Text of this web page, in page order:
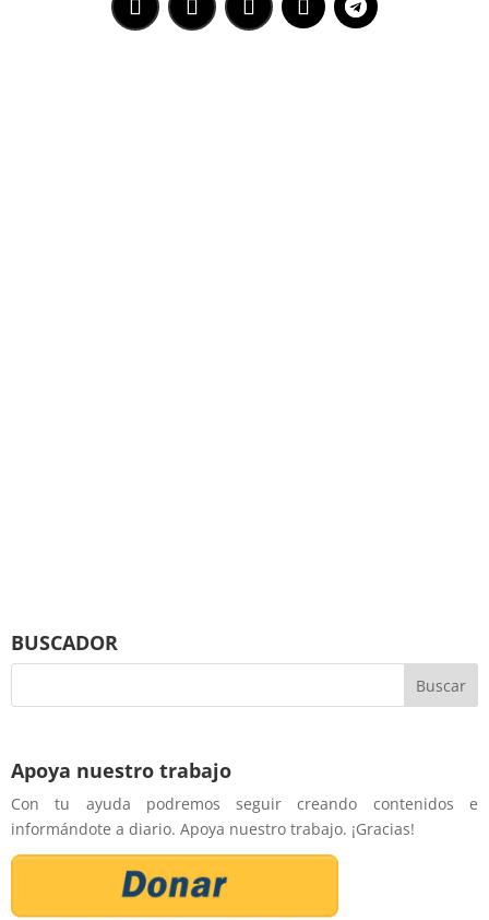
BUSCADOR
Apoya nuestro trabajo
Con tu ayuda podremos seguir creando contenidos e
informándote a diario. Apoya nuestro trabajo. ¡Gracias!